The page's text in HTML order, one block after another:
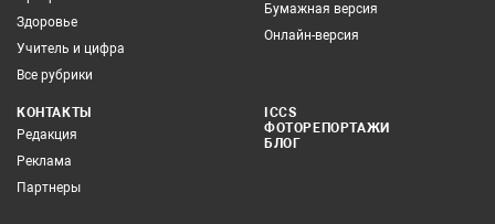
Здоровье
Учитель и цифра
Все рубрики
Бумажная версия
Онлайн-версия
КОНТАКТЫ
Редакция
Реклама
Партнеры
ICCS
ФОТОРЕПОРТАЖИ
БЛОГ